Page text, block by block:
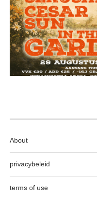
About
privacybeleid
terms of use